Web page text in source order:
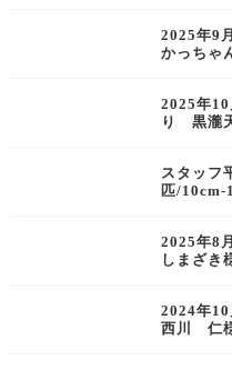
2025年9
かっちゃ
2025年
り 黒瀧
スタッフ
匹/10cm-
2025年8
しまざき
2024年
西川 仁